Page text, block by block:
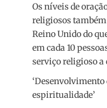
Os níveis de
religiosos
Reino Unido do
em cada 10
serviço religioso a
espiritualidade’